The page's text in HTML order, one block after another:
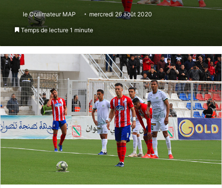
le Collimateur MAP mercredi 26 août 2020
Temps de lecture 1 minute